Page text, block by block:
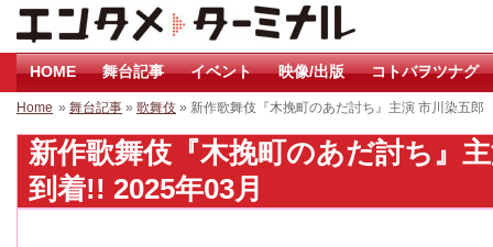
HOME 舞台記事 イベント 映像/出版 コトバヲツナグ
Home » 舞台記事 » 歌舞伎 » 新作歌舞伎『木挽町のあだ討ち』主演 市川染五
新作歌舞伎『木挽町のあだ討ち』
到着!! 2025年03月